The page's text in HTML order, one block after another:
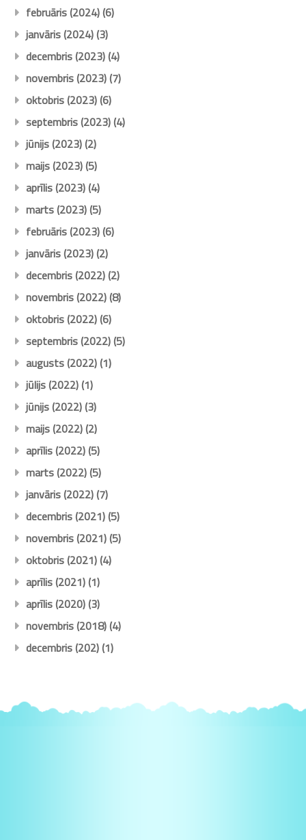
februāris (2024)(6)
janvāris (2024)(3)
decembris (2023)(4)
novembris (2023)(7)
oktobris (2023)(6)
septembris (2023)(4)
jūnijs (2023)(2)
maijs (2023)(5)
aprīlis (2023)(4)
marts (2023)(5)
februāris (2023)(6)
janvāris (2023)(2)
decembris (2022)(2)
novembris (2022)(8)
oktobris (2022)(6)
septembris (2022)(5)
augusts (2022)(1)
jūlijs (2022)(1)
jūnijs (2022)(3)
maijs (2022)(2)
aprīlis (2022)(5)
marts (2022)(5)
janvāris (2022)(7)
decembris (2021)(5)
novembris (2021)(5)
oktobris (2021)(4)
aprīlis (2021)(1)
aprīlis (2020)(3)
novembris (2018)(4)
decembris (202)(1)